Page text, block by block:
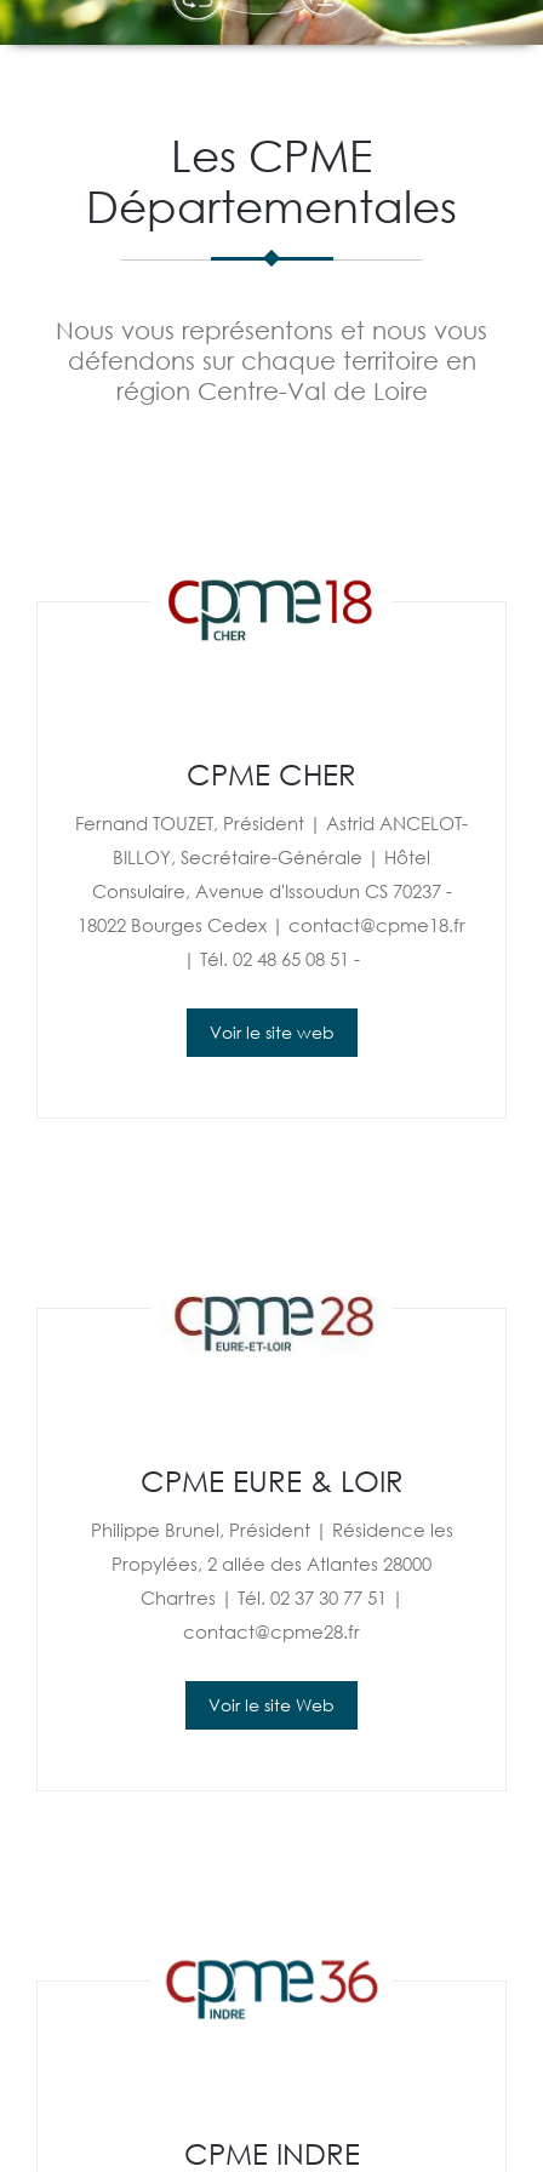
Les CPME
Départementales
Nous vous représentons et nous vous
défendons sur chaque territoire en
région Centre-Val de Loire
CPME CHER
Fernand TOUZET, Président | Astrid ANCELOT-
BILLOY, Secrétaire-Générale | Hôtel
Consulaire, Avenue d'Issoudun CS 70237 -
18022 Bourges Cedex | contact@cpme18.fr
| Tél. 02 48 65 08 51 -
Voir le site web
CPME EURE & LOIR
Philippe Brunel, Président | Résidence les
Propylées, 2 allée des Atlantes 28000
Chartres | Tél. 02 37 30 77 51 |
contact@cpme28.fr
Voir le site Web
CPME INDRE